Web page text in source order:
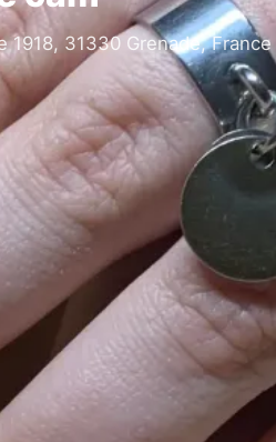
1918, 31330 Grenade, France